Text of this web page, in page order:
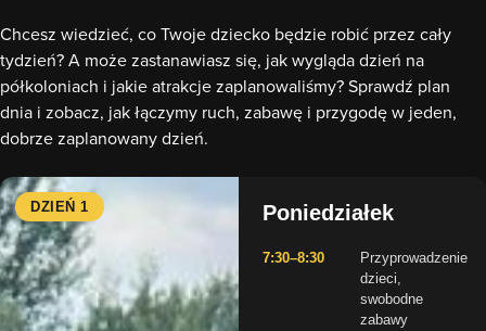
Chcesz wiedzieć, co Twoje dziecko będzie robić przez cały
tydzień? A może zastanawiasz się, jak wygląda dzień na
półkoloniach i jakie atrakcje zaplanowaliśmy? Sprawdź plan
dnia i zobacz, jak łączymy ruch, zabawę i przygodę w jeden,
dobrze zaplanowany dzień.
DZIEŃ 1 Poniedziałek
7:30–8:30
Przyprowadzenie
dzieci,
swobodne
zabawy